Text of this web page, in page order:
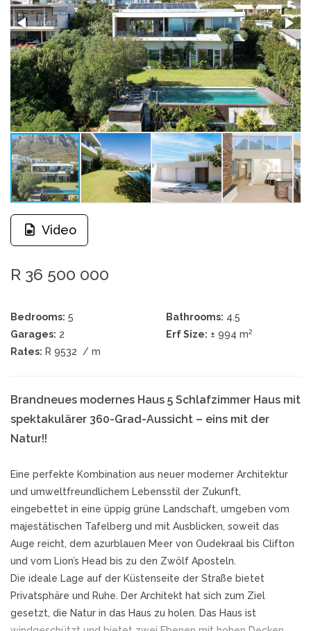
Video
R 36 500 000
Bedrooms: 5 Bathrooms: 4.5
Garages: 2 Erf Size: ± 994 m2
Rates: R 9532 / m
Brandneues modernes Haus 5 Schlafzimmer Haus mit
spektakulärer 360-Grad-Aussicht – eins mit der
Natur!!
Eine perfekte Kombination aus neuer moderner Architektur
und umweltfreundlichem Lebensstil der Zukunft,
eingebettet in eine üppig grüne Landschaft, umgeben vom
majestätischen Tafelberg und mit Ausblicken, soweit das
Auge reicht, dem azurblauen Meer von Oudekraal bis Clifton
und vom Lion’s Head bis zu den Zwölf Aposteln.
Die ideale Lage auf der Küstenseite der Straße bietet
Privatsphäre und Ruhe. Der Architekt hat sich zum Ziel
gesetzt, die Natur in das Haus zu holen. Das Haus ist